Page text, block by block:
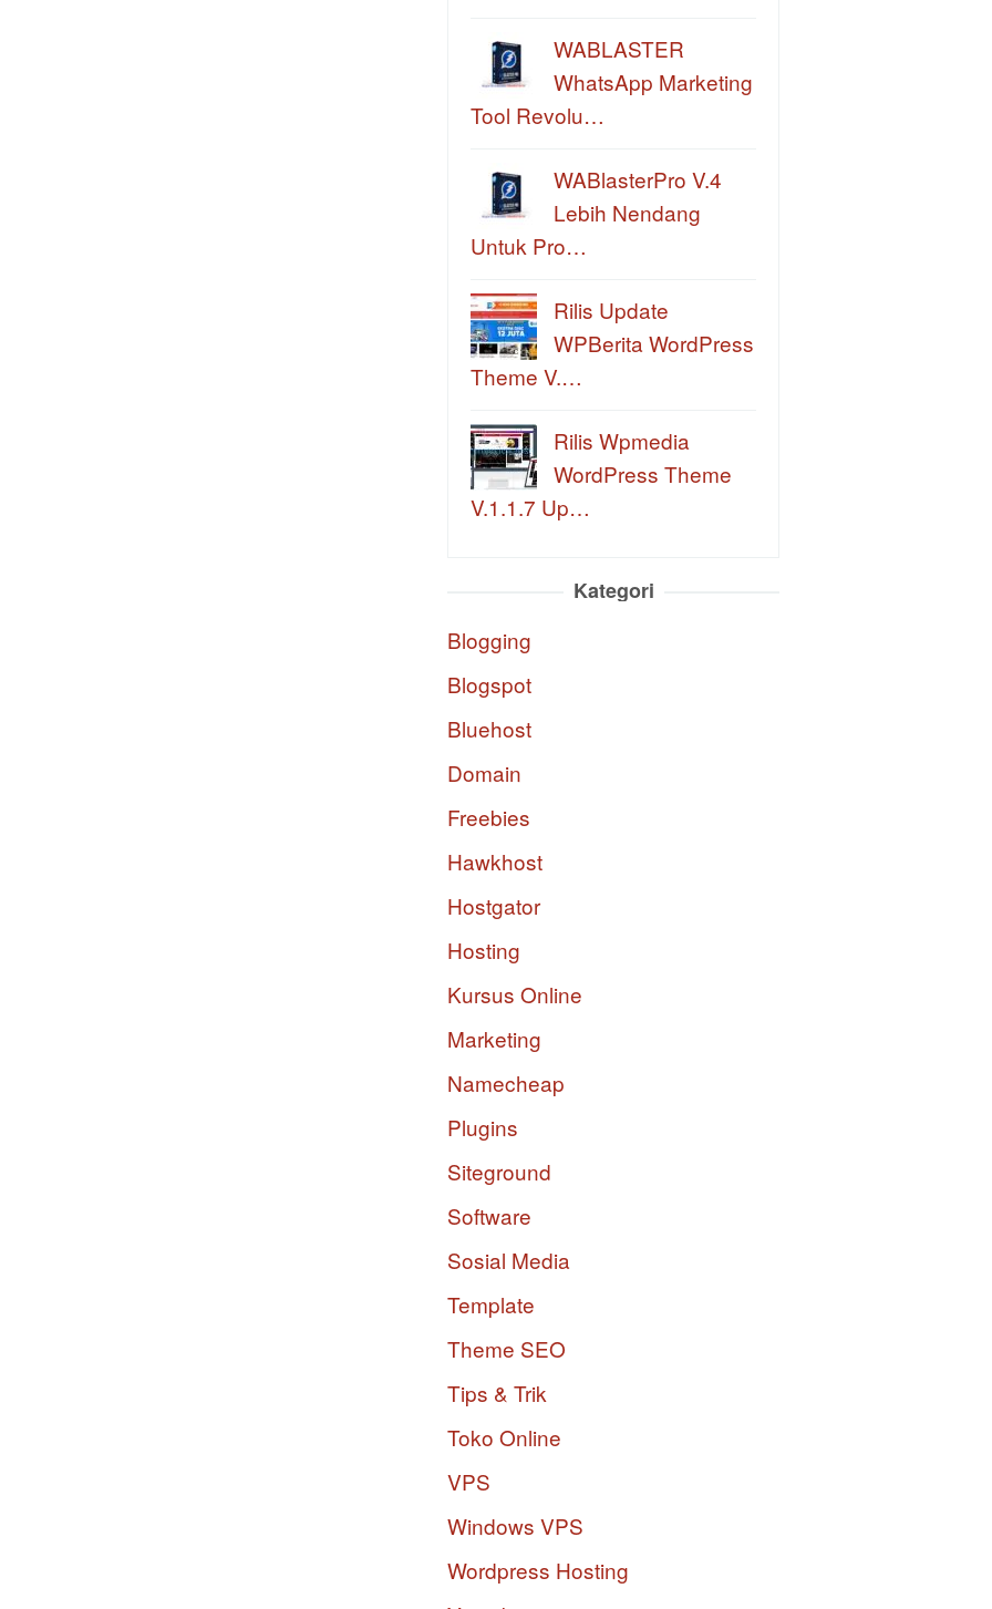
WABLASTER
WhatsApp Marketing
Tool Revolu…
WABlasterPro V.4
Lebih Nendang
Untuk Pro…
Rilis Update
WPBerita WordPress
Theme V.…
Rilis Wpmedia
WordPress Theme
V.1.1.7 Up…
Kategori
Blogging
Blogspot
Bluehost
Domain
Freebies
Hawkhost
Hostgator
Hosting
Kursus Online
Marketing
Namecheap
Plugins
Siteground
Software
Sosial Media
Template
Theme SEO
Tips & Trik
Toko Online
VPS
Windows VPS
Wordpress Hosting